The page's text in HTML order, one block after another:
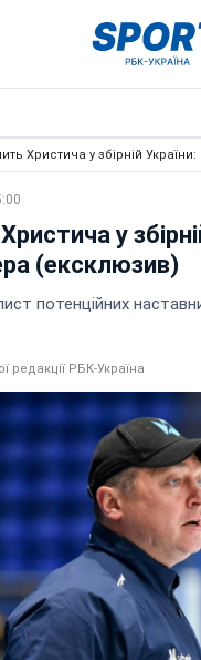
Христича у збірній
у
(ексклюзив)
потенційних
редакції РБК-Україна